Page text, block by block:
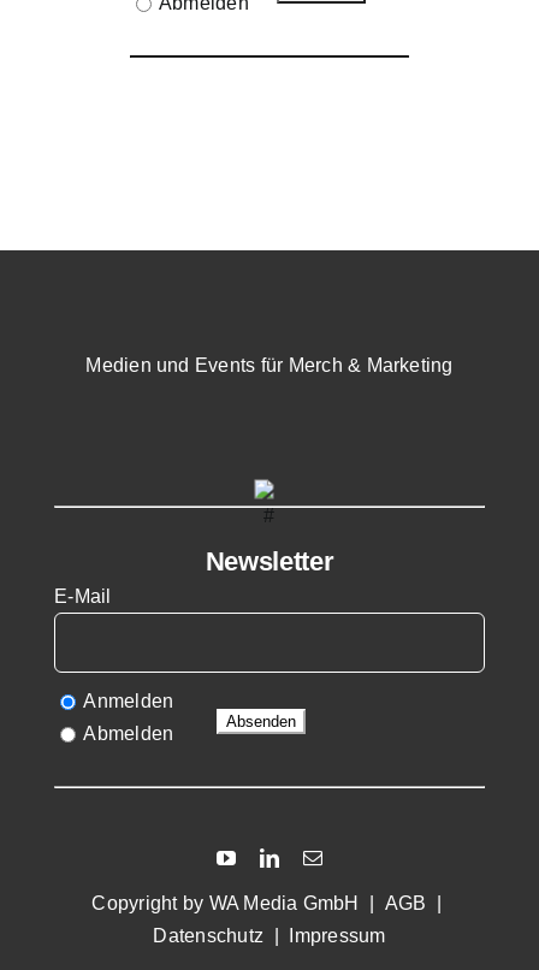
Medien und Events für Merch & Marketing
Newsletter
E-Mail
Anmelden
Abmelden
Copyright by WA Media GmbH AGB
Datenschutz
Impressum